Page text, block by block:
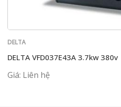
DELTA
DELTA VFD037E43A 3.7kw 380v
Giá: Liên hệ